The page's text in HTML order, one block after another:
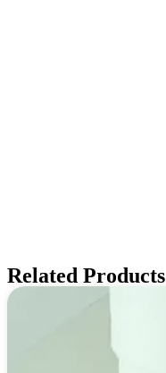
Related Products